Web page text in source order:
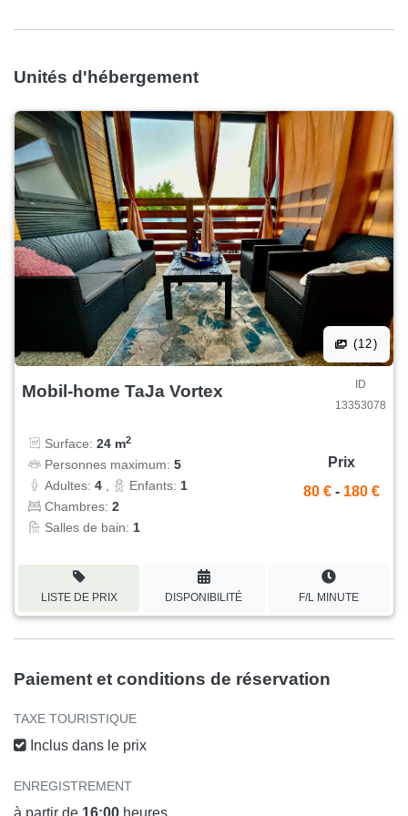
Unités d'hébergement
(12)
Mobil-home TaJa Vortex
ID
13353078
Surface: 24 m2
Personnes maximum: 5
Adultes: 4 Enfants: 1
Chambres: 2
Salles de bain: 1
Prix
80 € - 180 €
LISTE DE PRIX DISPONIBILITÉ F/L MINUTE
Paiement et conditions de réservation
TAXE TOURISTIQUE
Inclus dans le prix
ENREGISTREMENT
à partir de 16:00 heures